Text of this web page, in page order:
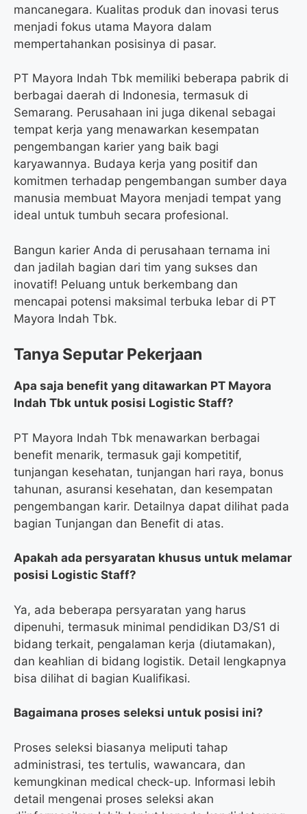
mancanegara. Kualitas produk dan inovasi terus
menjadi fokus utama Mayora dalam
mempertahankan posisinya di pasar.
PT Mayora Indah Tbk memiliki beberapa pabrik di
berbagai daerah di Indonesia, termasuk di
Semarang. Perusahaan ini juga dikenal sebagai
tempat kerja yang menawarkan kesempatan
pengembangan karier yang baik bagi
karyawannya. Budaya kerja yang positif dan
komitmen terhadap pengembangan sumber daya
manusia membuat Mayora menjadi tempat yang
ideal untuk tumbuh secara profesional.
Bangun karier Anda di perusahaan ternama ini
dan jadilah bagian dari tim yang sukses dan
inovatif! Peluang untuk berkembang dan
mencapai potensi maksimal terbuka lebar di PT
Mayora Indah Tbk.
Tanya Seputar Pekerjaan
Apa saja benefit yang ditawarkan PT Mayora
Indah Tbk untuk posisi Logistic Staff?
PT Mayora Indah Tbk menawarkan berbagai
benefit menarik, termasuk gaji kompetitif,
tunjangan kesehatan, tunjangan hari raya, bonus
tahunan, asuransi kesehatan, dan kesempatan
pengembangan karir. Detailnya dapat dilihat pada
bagian Tunjangan dan Benefit di atas.
Apakah ada persyaratan khusus untuk melamar
posisi Logistic Staff?
Ya, ada beberapa persyaratan yang harus
dipenuhi, termasuk minimal pendidikan D3/S1 di
bidang terkait, pengalaman kerja (diutamakan),
dan keahlian di bidang logistik. Detail lengkapnya
bisa dilihat di bagian Kualifikasi.
Bagaimana proses seleksi untuk posisi ini?
Proses seleksi biasanya meliputi tahap
administrasi, tes tertulis, wawancara, dan
kemungkinan medical check-up. Informasi lebih
detail mengenai proses seleksi akan